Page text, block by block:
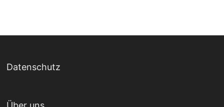
Datenschutz